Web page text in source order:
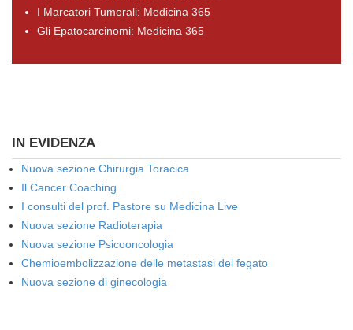
I Marcatori Tumorali: Medicina 365
Gli Epatocarcinomi: Medicina 365
IN EVIDENZA
Nuova sezione Chirurgia Toracica
Il Cancer Coaching
I consulti del prof. Pastore su Medicina Live
Nuova sezione Radioterapia
Nuova sezione Psicooncologia
Chemioembolizzazione delle metastasi del fegato
Nuova sezione di ginecologia